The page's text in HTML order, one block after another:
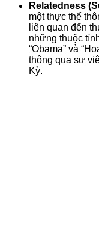
Relatedness
một thực thể
liên quan đến
những thuộc
“Obama” và
thông qua sự
Kỳ.